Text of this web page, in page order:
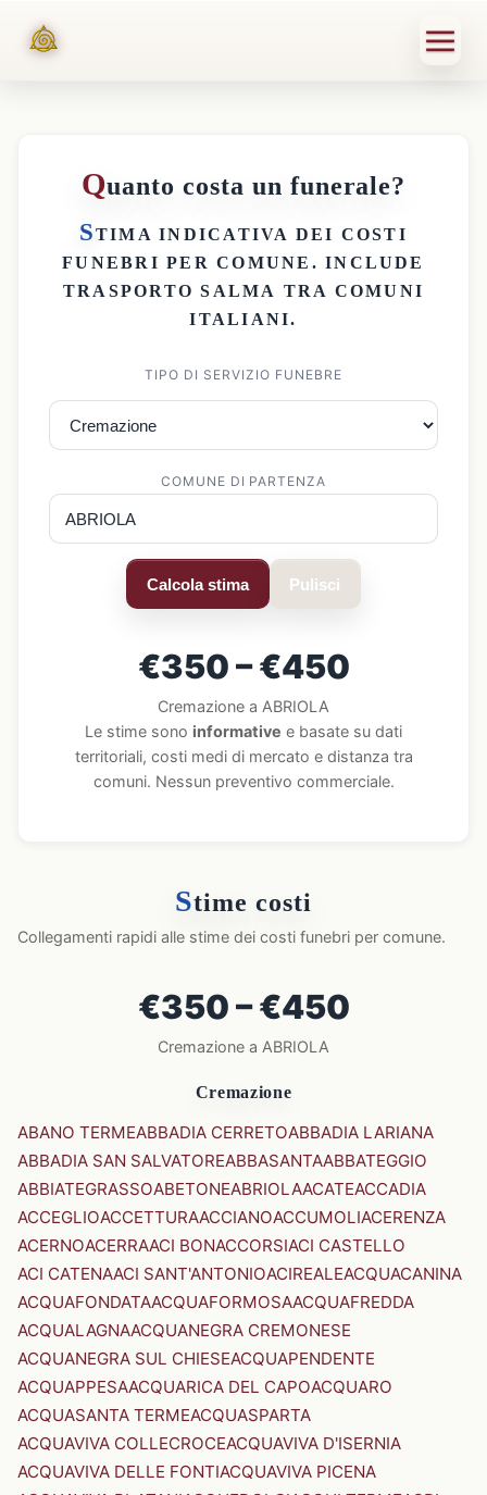
Quanto costa un funerale?
STIMA INDICATIVA DEI COSTI
FUNEBRI PER COMUNE . INCLUDE
TRASPORTO SALMA TRA COMUNI
ITALIANI.
TIPO DI SERVIZIO FUNEBRE
COMUNE DI PARTENZA
Calcola stima Pulisci
€350 – €450
Cremazione a ABRIOLA
Le stime sono informative e basate su dati
territoriali, costi medi di mercato e distanza tra
comuni. Nessun preventivo commerciale.
Stime costi
Collegamenti rapidi alle stime dei costi funebri per comune.
€350 – €450
Cremazione a ABRIOLA
Cremazione
ABANO TERMEABBADIA CERRETOABBADIA LARIANA
ABBADIA SAN SALVATOREABBASANTAABBATEGGIO
ABBIATEGRASSOABETONEABRIOLAACATEACCADIA
ACCEGLIOACCETTURAACCIANOACCUMOLIACERENZA
ACERNOACERRAACI BONACCORSIACI CASTELLO
ACI CATENAACI SANT'ANTONIOACIREALEACQUACANINA
ACQUAFONDATAACQUAFORMOSAACQUAFREDDA
ACQUALAGNAACQUANEGRA CREMONESE
ACQUANEGRA SUL CHIESEACQUAPENDENTE
ACQUAPPESAACQUARICA DEL CAPOACQUARO
ACQUASANTA TERMEACQUASPARTA
ACQUAVIVA COLLECROCEACQUAVIVA D'ISERNIA
ACQUAVIVA DELLE FONTIACQUAVIVA PICENA